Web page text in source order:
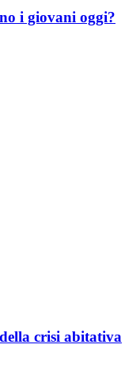
i giovani oggi?
crisi abitativa